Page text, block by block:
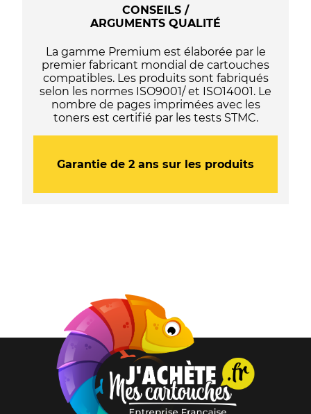
CONSEILS /
ARGUMENTS QUALITÉ
La gamme Premium est élaborée par le
premier fabricant mondial de cartouches
compatibles. Les produits sont fabriqués
selon les normes ISO9001/ et ISO14001. Le
nombre de pages imprimées avec les
toners est certifié par les tests STMC.
Garantie de 2 ans sur les produits